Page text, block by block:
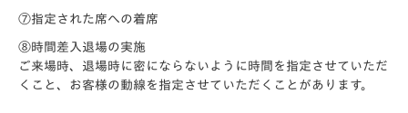
⑦指定された席への着席
⑧時間差入退場の実施
ご来場時、退場時に密にならないように時間を指定させていただ
くこと、お客様の動線を指定させていただくことがあります。